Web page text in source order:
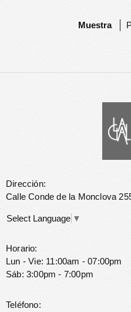
Muestra
Dirección:
Calle Conde de la Monclova
Select Language ▼
Horario:
Lun - Vie: 11:00am - 07:00pm
Sáb: 3:00pm - 7:00pm
Teléfono: